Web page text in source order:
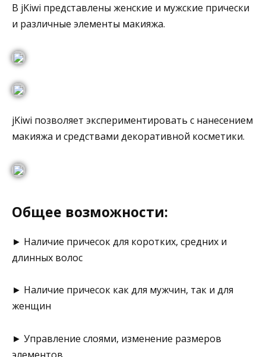
В jKiwi представлены женские и мужские прически
и различные элементы макияжа.
jKiwi позволяет экспериментировать с нанесением
макияжа и средствами декоративной косметики.
Общее возможности:
► Наличие причесок для коротких, средних и
длинных волос
► Наличие причесок как для мужчин, так и для
женщин
► Управление слоями, изменение размеров